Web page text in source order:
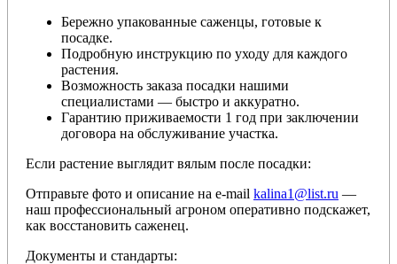
Бережно упакованные саженцы, готовые к
посадке.
Подробную инструкцию по уходу для каждого
растения.
Возможность заказа посадки нашими
специалистами — быстро и аккуратно.
Гарантию приживаемости 1 год при заключении
договора на обслуживание участка.
Если растение выглядит вялым после посадки:
Отправьте фото и описание на e-mail kalina1@list.ru —
наш профессиональный агроном оперативно подскажет,
как восстановить саженец.
Документы и стандарты: